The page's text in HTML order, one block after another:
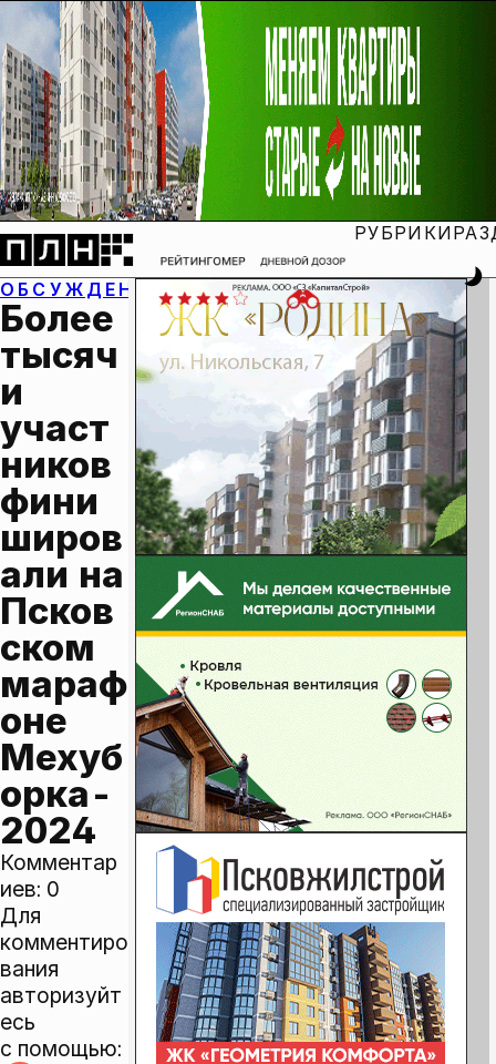
РУБРИКИ
ОБСУЖДЕНИЕ:
Более
тысяч
и
участ
ников
фини
широв
али на
Псков
ском
мараф
оне
Мехуб
орка-
2024
Комментар
иев: 0
Для
комментиро
вания
авторизуйт
есь
с помощью: